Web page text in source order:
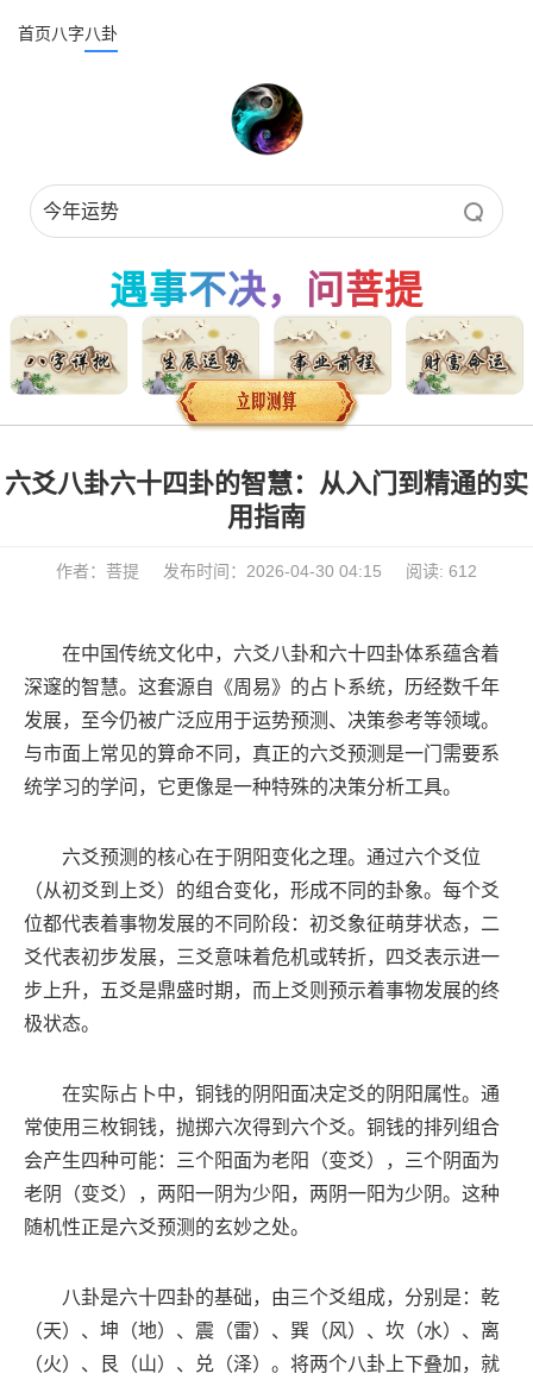
首页八字八卦
遇事不决，问菩提
六爻八卦六十四卦的智慧：从入门到精通的实
用指南
作者：菩提 发布时间：2026-04-30 04:15 阅读: 612
在中国传统文化中，六爻八卦和六十四卦体系蕴含着
深邃的智慧。这套源自《周易》的占卜系统，历经数千年
发展，至今仍被广泛应用于运势预测、决策参考等领域。
与市面上常见的算命不同，真正的六爻预测是一门需要系
统学习的学问，它更像是一种特殊的决策分析工具。
六爻预测的核心在于阴阳变化之理。通过六个爻位
（从初爻到上爻）的组合变化，形成不同的卦象。每个爻
位都代表着事物发展的不同阶段：初爻象征萌芽状态，二
爻代表初步发展，三爻意味着危机或转折，四爻表示进一
步上升，五爻是鼎盛时期，而上爻则预示着事物发展的终
极状态。
在实际占卜中，铜钱的阴阳面决定爻的阴阳属性。通
常使用三枚铜钱，抛掷六次得到六个爻。铜钱的排列组合
会产生四种可能：三个阳面为老阳（变爻），三个阴面为
老阴（变爻），两阳一阴为少阳，两阴一阳为少阴。这种
随机性正是六爻预测的玄妙之处。
八卦是六十四卦的基础，由三个爻组成，分别是：乾
（天）、坤（地）、震（雷）、巽（风）、坎（水）、离
（火）、艮（山）、兑（泽）。将两个八卦上下叠加，就